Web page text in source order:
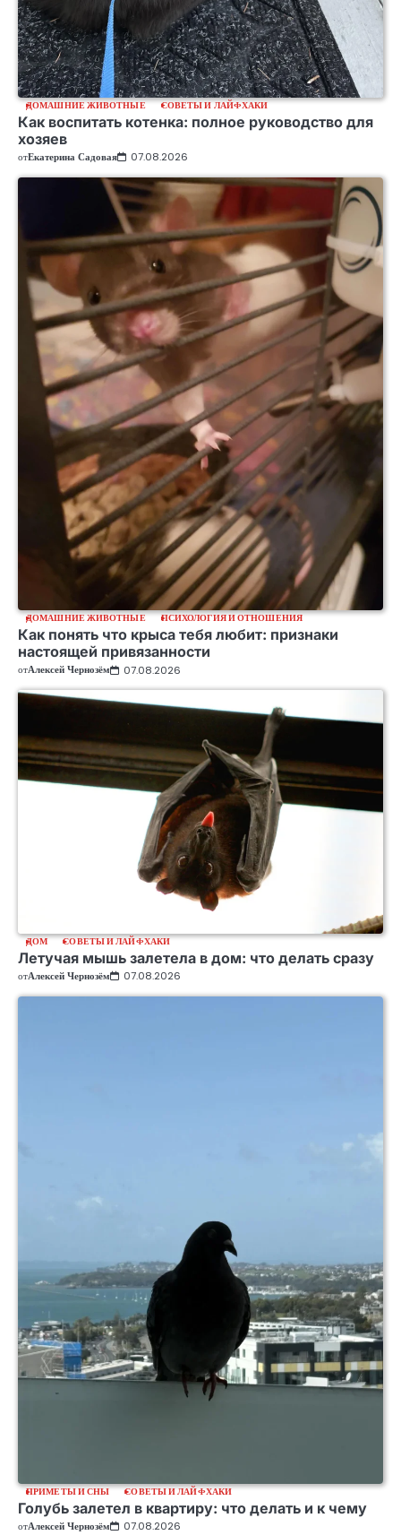
ДОМАШНИЕ ЖИВОТНЫЕ СОВЕТЫ И ЛАЙФХАКИ
Как воспитать котенка: полное руководство для
хозяев
отЕкатерина Садовая 07.08.2026
ДОМАШНИЕ ЖИВОТНЫЕ ПСИХОЛОГИЯ И ОТНОШЕНИЯ
Как понять что крыса тебя любит: признаки
настоящей привязанности
отАлексей Чернозём 07.08.2026
ДОМ СОВЕТЫ И ЛАЙФХАКИ
Летучая мышь залетела в дом: что делать сразу
отАлексей Чернозём 07.08.2026
ПРИМЕТЫ И СНЫ СОВЕТЫ И ЛАЙФХАКИ
Голубь залетел в квартиру: что делать и к чему
отАлексей Чернозём 07.08.2026